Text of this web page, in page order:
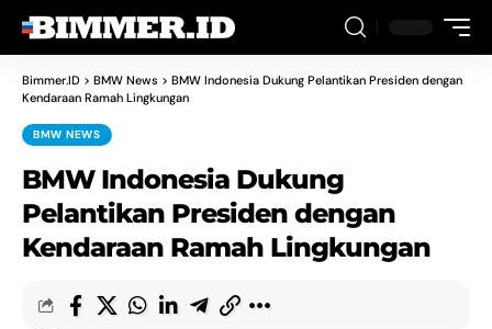
Bimmer.ID > BMW News > BMW Indonesia Dukung Pelantikan Presiden dengan
Kendaraan Ramah Lingkungan
BMW NEWS
BMW Indonesia Dukung
Pelantikan Presiden dengan
Kendaraan Ramah Lingkungan